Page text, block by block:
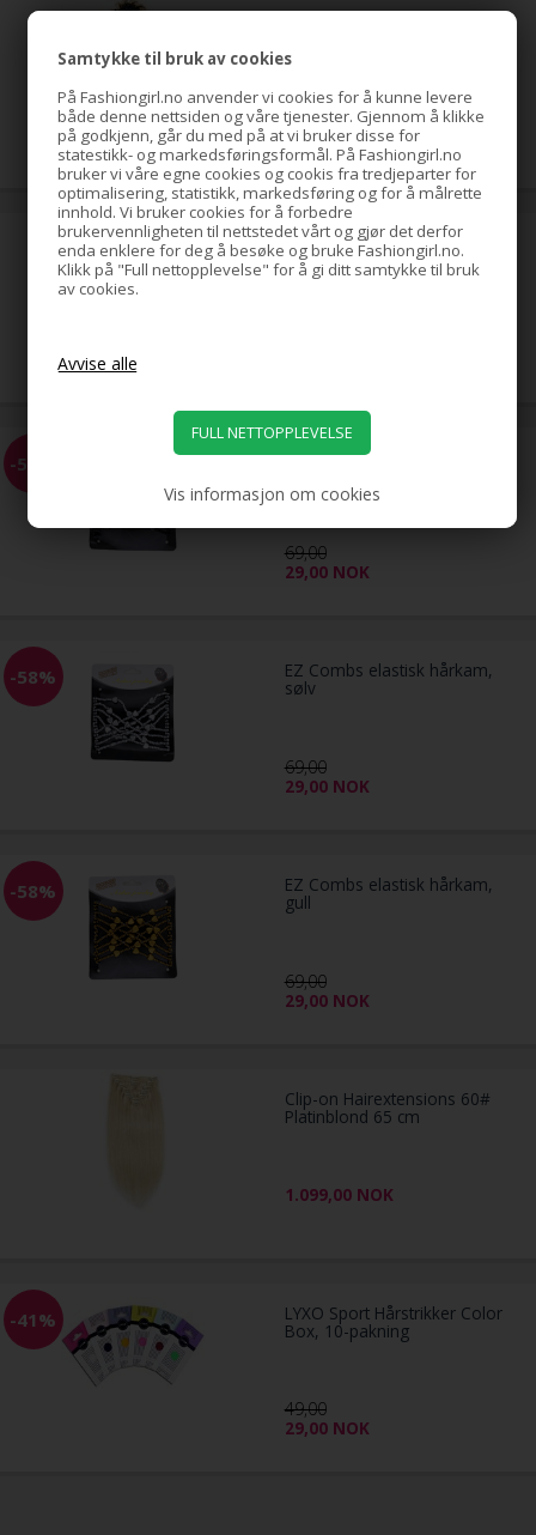
Samtykke til bruk av cookies
På Fashiongirl.no anvender vi cookies for å kunne levere
både denne nettsiden og våre tjenester. Gjennom å klikke
på godkjenn, går du med på at vi bruker disse for
statestikk- og markedsføringsformål. På Fashiongirl.no
bruker vi våre egne cookies og cookis fra tredjeparter for
optimalisering, statistikk, markedsføring og for å målrette
innhold. Vi bruker cookies for å forbedre
brukervennligheten til nettstedet vårt og gjør det derfor
enda enklere for deg å besøke og bruke Fashiongirl.no.
Klikk på "Full nettopplevelse" for å gi ditt samtykke til bruk
av cookies.
Vis informasjon om cookies
79,00 NOK
hestehale-spiral med strass,
sølv
-58% EZ Combs elastisk hårkam,
69,00
29,00 NOK
-58% EZ Combs elastisk hårkam,
sølv
69,00
29,00 NOK
-58% EZ Combs elastisk hårkam,
gull
69,00
29,00 NOK
Clip-on Hairextensions 60#
Platinblond 65 cm
1.099,00 NOK
-41% LYXO Sport Hårstrikker Color
Box, 10-pakning
49,00
29,00 NOK